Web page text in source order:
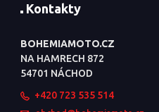
Kontakty
BOHEMIAMOTO.CZ
NA HAMRECH 872
54701 NÁCHOD
+420 723 535 514